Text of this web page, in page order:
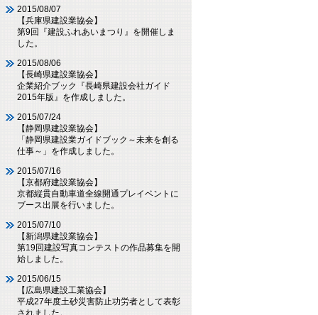
2015/08/07
【兵庫県建設業協会】
第9回『建設ふれあいまつり』を開催しま
した。
2015/08/06
【長崎県建設業協会】
企業紹介ブック『長崎県建設会社ガイド
2015年版』を作成しました。
2015/07/24
【静岡県建設業協会】
「静岡県建設業ガイドブック～未来を創る
仕事～」を作成しました。
2015/07/16
【京都府建設業協会】
京都縦貫自動車道全線開通プレイベントに
ブース出展を行いました。
2015/07/10
【新潟県建設業協会】
第19回建設写真コンテストの作品募集を開
始しました。
2015/06/15
【広島県建設工業協会】
平成27年度土砂災害防止功労者として表彰